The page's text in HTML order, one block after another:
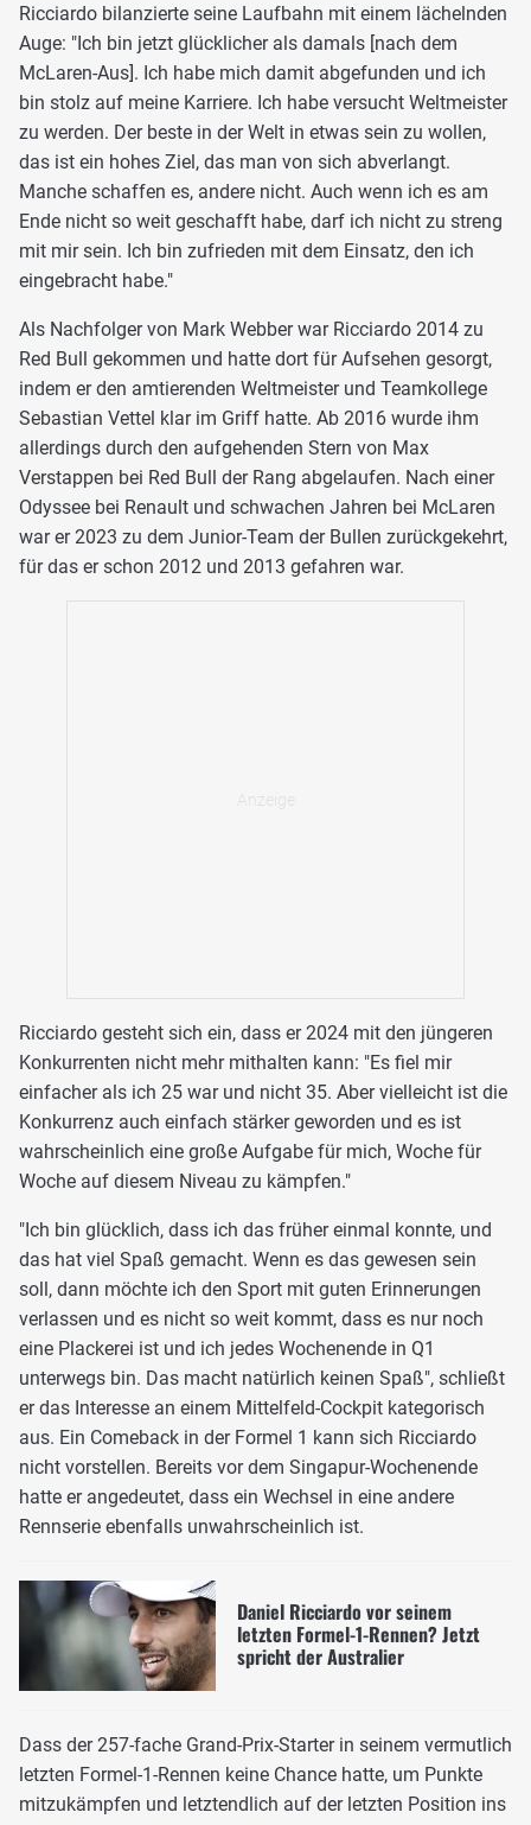
Ricciardo bilanzierte seine Laufbahn mit einem lächelnden
Auge: "Ich bin jetzt glücklicher als damals [nach dem
McLaren-Aus]. Ich habe mich damit abgefunden und ich
bin stolz auf meine Karriere. Ich habe versucht Weltmeister
zu werden. Der beste in der Welt in etwas sein zu wollen,
das ist ein hohes Ziel, das man von sich abverlangt.
Manche schaffen es, andere nicht. Auch wenn ich es am
Ende nicht so weit geschafft habe, darf ich nicht zu streng
mit mir sein. Ich bin zufrieden mit dem Einsatz, den ich
eingebracht habe."
Als Nachfolger von Mark Webber war Ricciardo 2014 zu
Red Bull gekommen und hatte dort für Aufsehen gesorgt,
indem er den amtierenden Weltmeister und Teamkollege
Sebastian Vettel klar im Griff hatte. Ab 2016 wurde ihm
allerdings durch den aufgehenden Stern von Max
Verstappen bei Red Bull der Rang abgelaufen. Nach einer
Odyssee bei Renault und schwachen Jahren bei McLaren
war er 2023 zu dem Junior-Team der Bullen zurückgekehrt,
für das er schon 2012 und 2013 gefahren war.
Ricciardo gesteht sich ein, dass er 2024 mit den jüngeren
Konkurrenten nicht mehr mithalten kann: "Es fiel mir
einfacher als ich 25 war und nicht 35. Aber vielleicht ist die
Konkurrenz auch einfach stärker geworden und es ist
wahrscheinlich eine große Aufgabe für mich, Woche für
Woche auf diesem Niveau zu kämpfen."
"Ich bin glücklich, dass ich das früher einmal konnte, und
das hat viel Spaß gemacht. Wenn es das gewesen sein
soll, dann möchte ich den Sport mit guten Erinnerungen
verlassen und es nicht so weit kommt, dass es nur noch
eine Plackerei ist und ich jedes Wochenende in Q1
unterwegs bin. Das macht natürlich keinen Spaß", schließt
er das Interesse an einem Mittelfeld-Cockpit kategorisch
aus. Ein Comeback in der Formel 1 kann sich Ricciardo
nicht vorstellen. Bereits vor dem Singapur-Wochenende
hatte er angedeutet, dass ein Wechsel in eine andere
Rennserie ebenfalls unwahrscheinlich ist.
Daniel Ricciardo vor seinem
letzten Formel-1-Rennen? Jetzt
spricht der Australier
Dass der 257-fache Grand-Prix-Starter in seinem vermutlich
letzten Formel-1-Rennen keine Chance hatte, um Punkte
mitzukämpfen und letztendlich auf der letzten Position ins